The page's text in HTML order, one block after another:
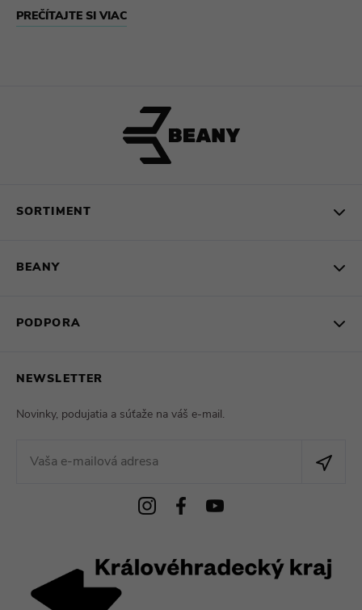
PREČÍTAJTE SI VIAC
SORTIMENT
BEANY
PODPORA
NEWSLETTER
Novinky, podujatia a súťaže na váš e-mail.